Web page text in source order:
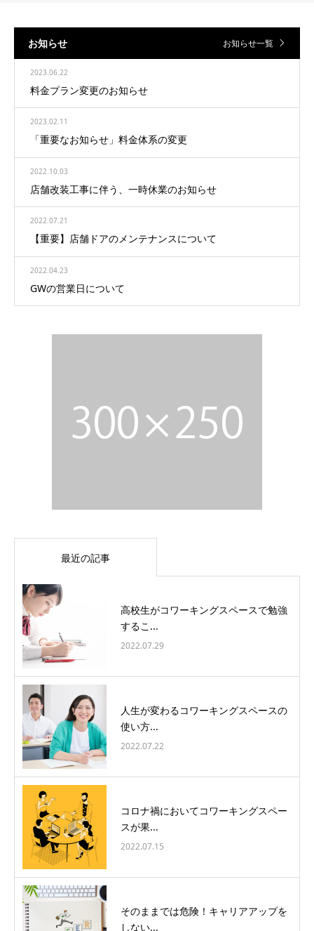
お知らせ お知らせ一覧
2023.06.22
料金プラン変更のお知らせ
2023.02.11
「重要なお知らせ」料金体系の変更
2022.10.03
店舗改装工事に伴う、一時休業のお知らせ
2022.07.21
【重要】店舗ドアのメンテナンスについて
2022.04.23
GWの営業日について
最近の記事
高校生がコワーキングスペースで勉強
するこ...
2022.07.29
人生が変わるコワーキングスペースの
使い方...
2022.07.22
コロナ禍においてコワーキングスペー
スが果...
2022.07.15
そのままでは危険！キャリアアップを
しない...